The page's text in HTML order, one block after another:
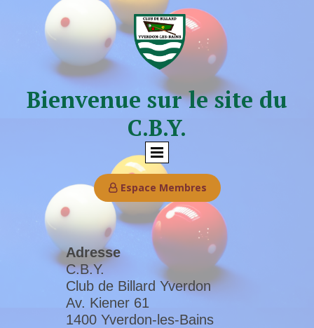
Bienvenue sur le site du
C.B.Y.
Espace Membres
Adresse
C.B.Y.
Club de Billard Yverdon
Av. Kiener 61
1400 Yverdon-les-Bains